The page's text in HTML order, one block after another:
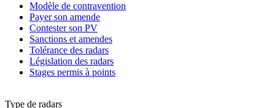
Modèle de contravention
Payer son amende
Contester son PV
Sanctions et amendes
Tolérance des radars
Législation des radars
Stages permis à points
Type de radars